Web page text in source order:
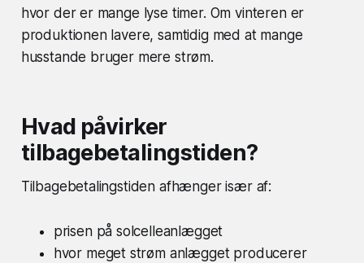
hvor der er mange lyse timer. Om vinteren er
produktionen lavere, samtidig med at mange
husstande bruger mere strøm.
Hvad påvirker
tilbagebetalingstiden?
Tilbagebetalingstiden afhænger især af:
prisen på solcelleanlægget
hvor meget strøm anlægget producerer